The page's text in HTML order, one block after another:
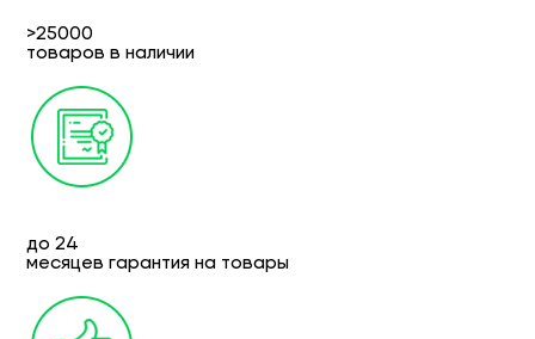
>25000
товаров в наличии
до 24
месяцев гарантия на товары